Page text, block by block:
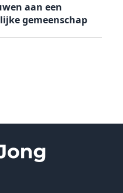
aan een
gemeenschap